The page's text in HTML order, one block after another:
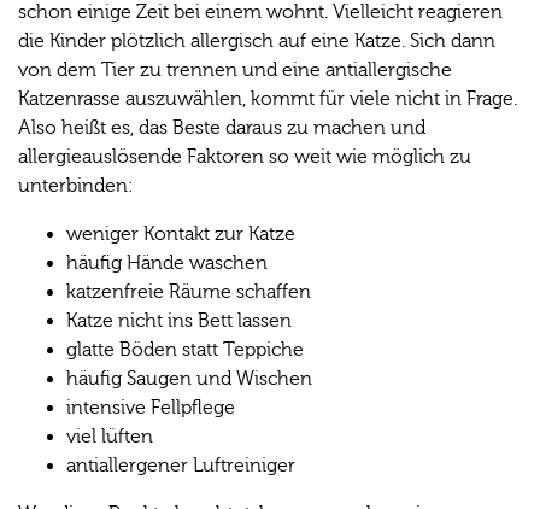
schon einige Zeit bei einem wohnt. Vielleicht reagieren
die Kinder plötzlich allergisch auf eine Katze. Sich dann
von dem Tier zu trennen und eine antiallergische
Katzenrasse auszuwählen, kommt für viele nicht in Frage.
Also heißt es, das Beste daraus zu machen und
allergieauslösende Faktoren so weit wie möglich zu
unterbinden:
weniger Kontakt zur Katze
häufig Hände waschen
katzenfreie Räume schaffen
Katze nicht ins Bett lassen
glatte Böden statt Teppiche
häufig Saugen und Wischen
intensive Fellpflege
viel lüften
antiallergener Luftreiniger